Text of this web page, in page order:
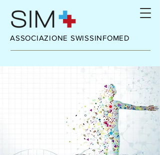
ASSOCIAZIONE SWISSINFOMED